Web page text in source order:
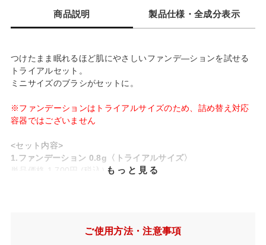
商品説明 製品仕様・全成分表示
つけたまま眠れるほど肌にやさしいファンデ―ションを試せる
トライアルセット。
ミニサイズのブラシがセットに。
※ファンデーションはトライアルサイズのため、詰め替え対応
容器ではございません
<セット内容>
1.ファンデーション 0.8g〈トライアルサイズ〉
単品価格 1,700円 (税込）
ンデーションです。
もっと見る
ご使用方法・注意事項